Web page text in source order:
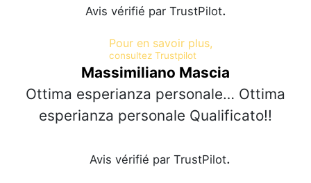
Avis vérifié par TrustPilot.
Pour en savoir plus,
consultez Trustpilot
Massimiliano Mascia
Ottima esperianza personale… Ottima
esperianza personale Qualificato!!
Avis vérifié par TrustPilot.